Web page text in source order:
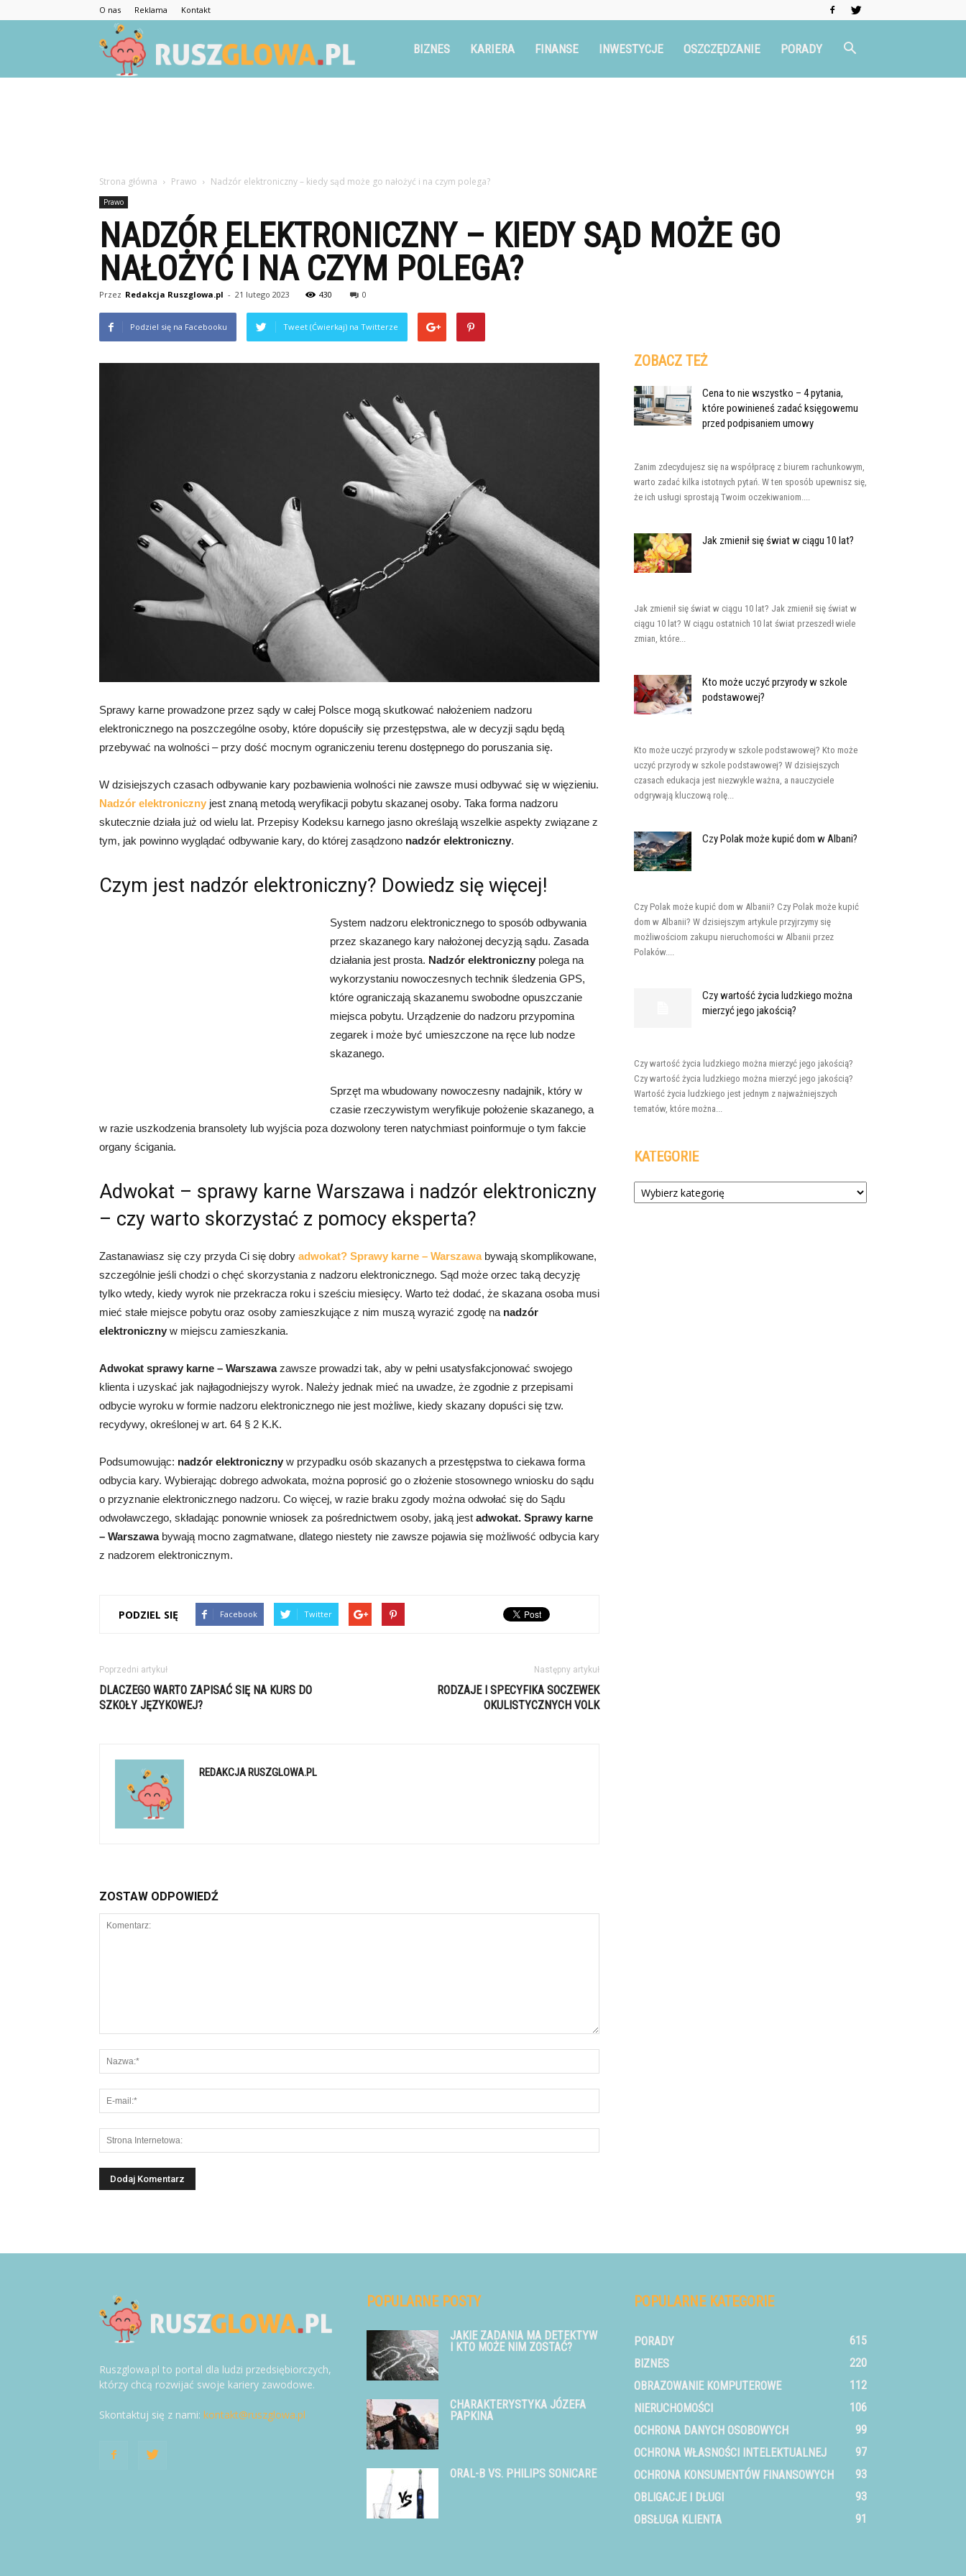
O nas Reklama Kontakt
Ruszglowa.plBIZNES KARIERA FINANSE INWESTYCJE OSZCZĘDZANIE PORADY
Strona główna Prawo Nadzór elektroniczny – kiedy sąd może go nałożyć i na czym polega?
Prawo
NADZÓR ELEKTRONICZNY – KIEDY SĄD MOŻE GO
NAŁOŻYĆ I NA CZYM POLEGA?
Przez Redakcja Ruszglowa.pl - 21 lutego 2023 430 0
Podziel się na Facebooku Tweet (Ćwierkaj) na Twitterze
Sprawy karne prowadzone przez sądy w całej Polsce mogą skutkować nałożeniem nadzoru
elektronicznego na poszczególne osoby, które dopuściły się przestępstwa, ale w decyzji sądu będą
przebywać na wolności – przy dość mocnym ograniczeniu terenu dostępnego do poruszania się.
W dzisiejszych czasach odbywanie kary pozbawienia wolności nie zawsze musi odbywać się w więzieniu.
Nadzór elektroniczny jest znaną metodą weryfikacji pobytu skazanej osoby. Taka forma nadzoru
skutecznie działa już od wielu lat. Przepisy Kodeksu karnego jasno określają wszelkie aspekty związane z
tym, jak powinno wyglądać odbywanie kary, do której zasądzono nadzór elektroniczny.
Czym jest nadzór elektroniczny? Dowiedz się więcej!
System nadzoru elektronicznego to sposób odbywania
przez skazanego kary nałożonej decyzją sądu. Zasada
działania jest prosta. Nadzór elektroniczny polega na
wykorzystaniu nowoczesnych technik śledzenia GPS,
które ograniczają skazanemu swobodne opuszczanie
miejsca pobytu. Urządzenie do nadzoru przypomina
zegarek i może być umieszczone na ręce lub nodze
skazanego.
Sprzęt ma wbudowany nowoczesny nadajnik, który w
czasie rzeczywistym weryfikuje położenie skazanego, a
w razie uszkodzenia bransolety lub wyjścia poza dozwolony teren natychmiast poinformuje o tym fakcie
organy ścigania.
Adwokat – sprawy karne Warszawa i nadzór elektroniczny
– czy warto skorzystać z pomocy eksperta?
Zastanawiasz się czy przyda Ci się dobry adwokat? Sprawy karne – Warszawabywają skomplikowane,
szczególnie jeśli chodzi o chęć skorzystania z nadzoru elektronicznego. Sąd może orzec taką decyzję
tylko wtedy, kiedy wyrok nie przekracza roku i sześciu miesięcy. Warto też dodać, że skazana osoba musi
mieć stałe miejsce pobytu oraz osoby zamieszkujące z nim muszą wyrazić zgodę na nadzór
elektroniczny w miejscu zamieszkania.
Adwokat sprawy karne – Warszawazawsze prowadzi tak, aby w pełni usatysfakcjonować swojego
klienta i uzyskać jak najłagodniejszy wyrok. Należy jednak mieć na uwadze, że zgodnie z przepisami
odbycie wyroku w formie nadzoru elektronicznego nie jest możliwe, kiedy skazany dopuści się tzw.
recydywy, określonej w art. 64 § 2 K.K.
Podsumowując: nadzór elektroniczny w przypadku osób skazanych a przestępstwa to ciekawa forma
odbycia kary. Wybierając dobrego adwokata, można poprosić go o złożenie stosownego wniosku do sądu
o przyznanie elektronicznego nadzoru. Co więcej, w razie braku zgody można odwołać się do Sądu
odwoławczego, składając ponownie wniosek za pośrednictwem osoby, jaką jest adwokat. Sprawy karne
– Warszawa bywają mocno zagmatwane, dlatego niestety nie zawsze pojawia się możliwość odbycia kary
z nadzorem elektronicznym.
PODZIEL SIĘ Facebook Twitter
Poprzedni artykuł
DLACZEGO WARTO ZAPISAĆ SIĘ NA KURS DO
SZKOŁY JĘZYKOWEJ?
Następny artykuł
RODZAJE I SPECYFIKA SOCZEWEK
OKULISTYCZNYCH VOLK
REDAKCJA RUSZGLOWA.PL
ZOSTAW ODPOWIEDŹ
ZOBACZ TEŻ
Cena to nie wszystko – 4 pytania,
które powinieneś zadać księgowemu
przed podpisaniem umowy
Zanim zdecydujesz się na współpracę z biurem rachunkowym,
warto zadać kilka istotnych pytań. W ten sposób upewnisz się,
że ich usługi sprostają Twoim oczekiwaniom....
Jak zmienił się świat w ciągu 10 lat?
Jak zmienił się świat w ciągu 10 lat? Jak zmienił się świat w
ciągu 10 lat? W ciągu ostatnich 10 lat świat przeszedł wiele
zmian, które...
Kto może uczyć przyrody w szkole
podstawowej?
Kto może uczyć przyrody w szkole podstawowej? Kto może
uczyć przyrody w szkole podstawowej? W dzisiejszych
czasach edukacja jest niezwykle ważna, a nauczyciele
odgrywają kluczową rolę...
Czy Polak może kupić dom w Albani?
Czy Polak może kupić dom w Albanii? Czy Polak może kupić
dom w Albanii? W dzisiejszym artykule przyjrzymy się
możliwościom zakupu nieruchomości w Albanii przez
Polaków....
Czy wartość życia ludzkiego można
mierzyć jego jakością?
Czy wartość życia ludzkiego można mierzyć jego jakością?
Czy wartość życia ludzkiego można mierzyć jego jakością?
Wartość życia ludzkiego jest jednym z najważniejszych
tematów, które można...
KATEGORIE
Kategorie
Ruszglowa.pl to portal dla ludzi przedsiębiorczych,
którzy chcą rozwijać swoje kariery zawodowe.
Skontaktuj się z nami: kontakt@ruszglowa.pl
POPULARNE POSTY
JAKIE ZADANIA MA DETEKTYW
I KTO MOŻE NIM ZOSTAĆ?
CHARAKTERYSTYKA JÓZEFA
PAPKINA
ORAL-B VS. PHILIPS SONICARE
POPULARNE KATEGORIE
PORADY
615
BIZNES
220
OBRAZOWANIE KOMPUTEROWE
112
NIERUCHOMOŚCI
106
OCHRONA DANYCH OSOBOWYCH
99
OCHRONA WŁASNOŚCI INTELEKTUALNEJ
97
OCHRONA KONSUMENTÓW FINANSOWYCH
93
OBLIGACJE I DŁUGI
93
OBSŁUGA KLIENTA
91